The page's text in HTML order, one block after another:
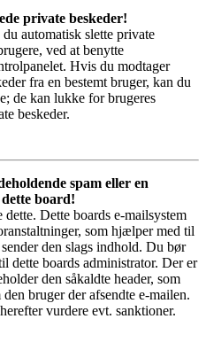
private beskeder!
automatisk slette private
ved at benytte
Hvis du modtager
fra en bestemt bruger, kan du
de kan lukke for brugeres
beskeder.
spam eller en
board!
Dette boards e-mailsystem
som hjælper med til
den slags indhold. Du bør
dette boards administrator. Der er
den såkaldte header, som
bruger der afsendte e-mailen.
vurdere evt. sanktioner.